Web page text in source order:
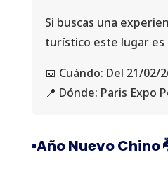
Si buscas una
turístico este lugar
📅 Cuándo: Del 21/02/
📍 Dónde: Paris Expo
▪️Año Nuevo Chino